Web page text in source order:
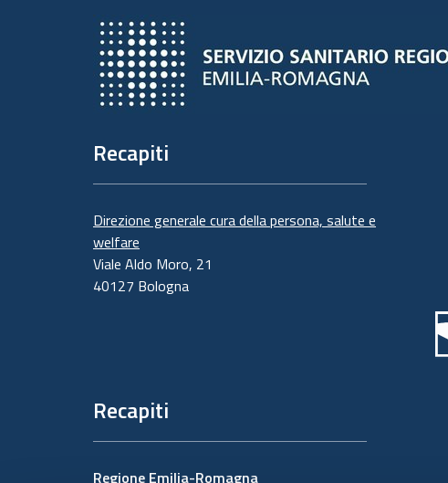
Recapiti
Direzione generale cura della persona, salute e
welfare
Viale Aldo Moro, 21
40127 Bologna
Recapiti
Regione Emilia-Romagna